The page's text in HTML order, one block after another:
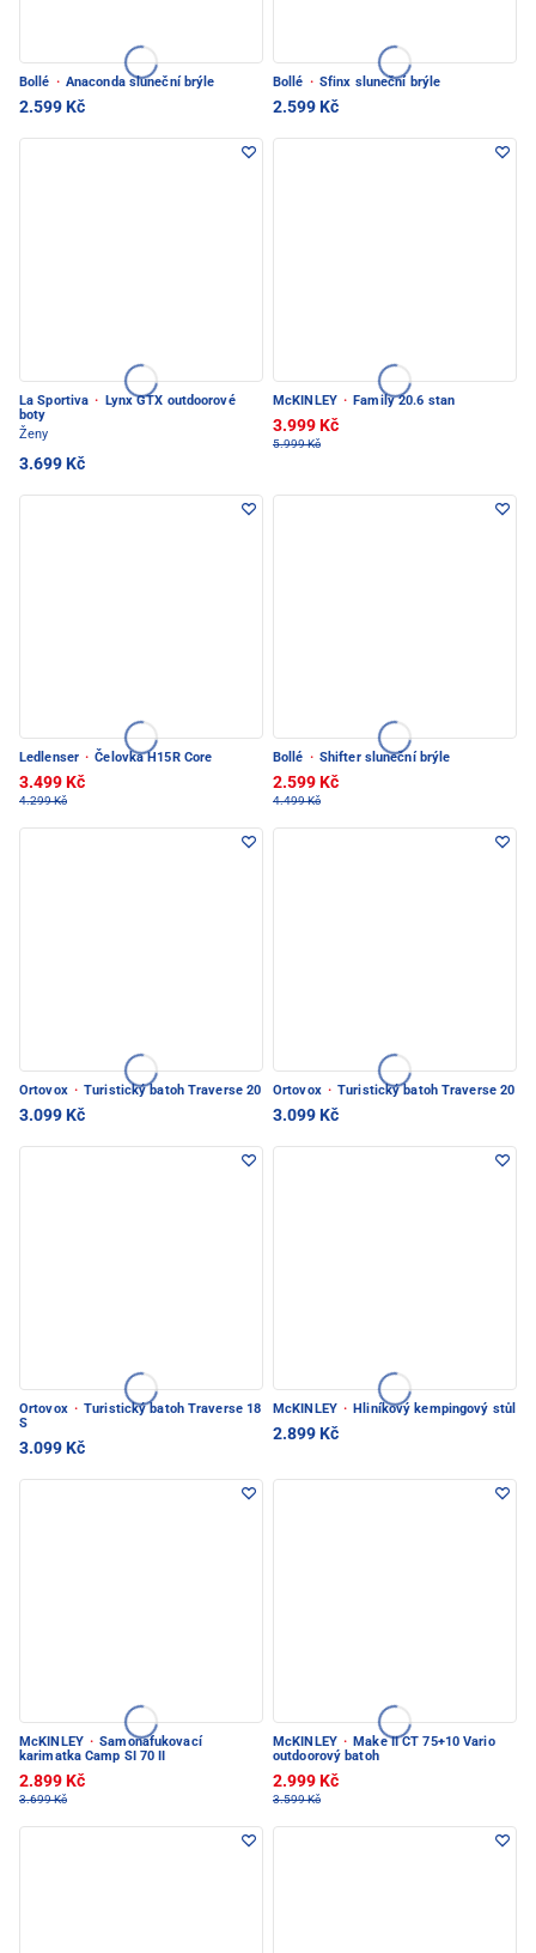
Bollé · Anaconda sluneční brýle
2.599 Kč
Bollé · Sfinx sluneční brýle
2.599 Kč
La Sportiva ·
Lynx GTX outdoorové
boty
Ženy
3.699 Kč
McKINLEY · Family 20.6 stan
3.999 Kč
5.999 Kč
Ledlenser · Čelovka H15R Core
3.499 Kč
4.299 Kč
Bollé · Shifter sluneční brýle
2.599 Kč
4.499 Kč
Ortovox · Turistický batoh Traverse 20
3.099 Kč
Ortovox · Turistický batoh Traverse 20
3.099 Kč
Ortovox · Turistický batoh Traverse 18
S
3.099 Kč
McKINLEY · Hliníkový kempingový stůl
2.899 Kč
McKINLEY · Samonafukovací
karimatka Camp SI 70 II
2.899 Kč
3.699 Kč
McKINLEY · Make II CT 75+10 Vario
outdoorový batoh
2.999 Kč
3.599 Kč